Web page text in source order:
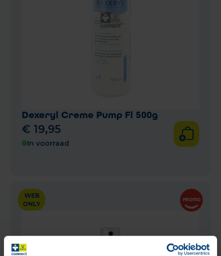
Dexeryl Creme Pump Fl 500g
€ 19,95
In voorraad
WEB
ONLY